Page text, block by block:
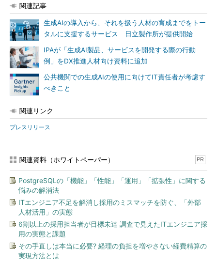
関連記事
生成AIの導入から、それを扱う人材の育成までをトー
タルに支援するサービス 日立製作所が提供開始
IPAが「生成AI製品、サービスを開発する際の行動
例」をDX推進人材向け資料に追加
公共機関での生成AIの使用に向けてIT責任者が考慮す
べきこと
関連リンク
プレスリリース
関連資料（ホワイトペーパー） PR
PostgreSQLの「機能」「性能」「運用」「拡張性」に関する
悩みの解消法
ITエンジニア不足を解消し採用のミスマッチを防ぐ、「外部
人材活用」の実態
6割以上の採用担当者が目標未達 調査で見えたITエンジニア採
用の実態と課題
その手直しは本当に必要? 経理の負担を増やさない経費精算の
実現方法とは